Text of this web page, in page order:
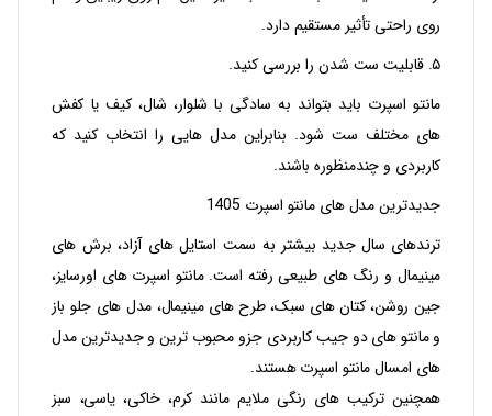
روی راحتی تأثیر مستقیم دارد.
۵. قابلیت ست شدن را بررسی کنید.
مانتو اسپرت باید بتواند به‌ سادگی با شلوار، شال، کیف یا کفش‌
های مختلف ست شود. بنابراین مدل‌ هایی را انتخاب کنید که
کاربردی و چندمنظوره باشند.
جدیدترین مدل‌ های مانتو اسپرت 1405
ترندهای سال جدید بیشتر به سمت استایل‌ های آزاد، برش‌ های
مینیمال و رنگ‌ های طبیعی رفته است. مانتو اسپرت‌ های اورسایز،
جین روشن، کتان‌ های سبک، طرح‌ های مینیمال، مدل‌ های جلو باز
و مانتو های دو جیب کاربردی جزو محبوب‌ ترین و جدیدترین مدل‌
های امسال مانتو اسپرت هستند.
همچنین ترکیب‌ های رنگی ملایم مانند کرم، خاکی، یاسی، سبز